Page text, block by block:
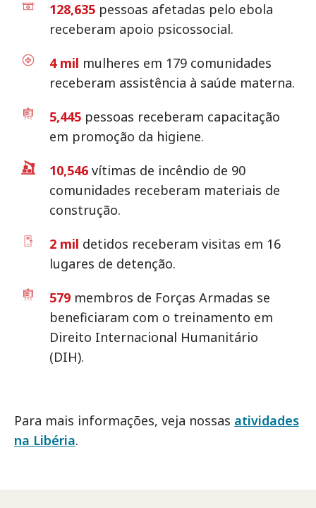
128,635 pessoas afetadas pelo ebola
receberam apoio psicossocial.
4 mil mulheres em 179 comunidades
receberam assistência à saúde materna.
5,445 pessoas receberam capacitação
em promoção da higiene.
10,546 vítimas de incêndio de 90
comunidades receberam materiais de
construção.
2 mil detidos receberam visitas em 16
lugares de detenção.
579 membros de Forças Armadas se
beneficiaram com o treinamento em
Direito Internacional Humanitário
(DIH).
Para mais informações, veja nossas atividades
na Libéria.